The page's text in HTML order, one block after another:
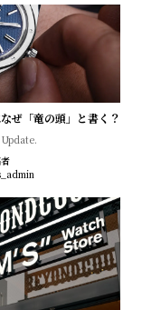
ぜ「竜の頭」と書く？
Update.